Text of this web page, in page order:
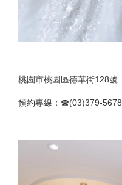
桃園市桃園區德華街128號
預約專線：☎(03)379-5678